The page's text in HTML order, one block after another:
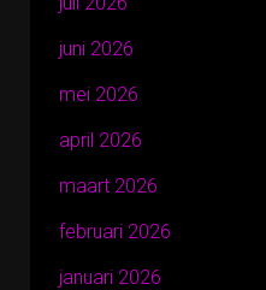
juni 2026
mei 2026
april 2026
maart 2026
februari 2026
januari 2026